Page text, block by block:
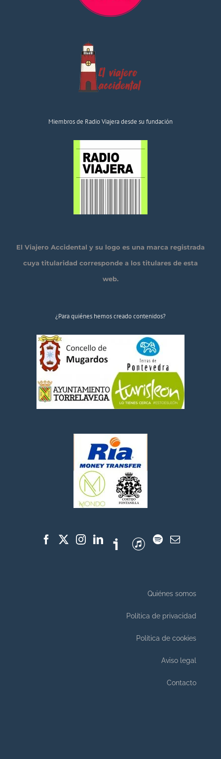
Miembros de Radio Viajera desde su fundación
El Viajero Accidental y su logo es una marca registrada
cuya titularidad corresponde a los titulares de esta
web.
¿Para quiénes hemos creado contenidos?
Quiénes somos
Política de privacidad
Política de cookies
Aviso legal
Contacto